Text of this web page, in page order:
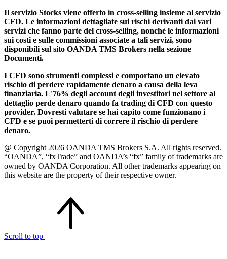
Il servizio Stocks viene offerto in cross-selling insieme al servizio
CFD. Le informazioni dettagliate sui rischi derivanti dai vari
servizi che fanno parte del cross-selling, nonché le informazioni
sui costi e sulle commissioni associate a tali servizi, sono
disponibili sul sito OANDA TMS Brokers nella sezione
Documenti.
I CFD sono strumenti complessi e comportano un elevato
rischio di perdere rapidamente denaro a causa della leva
finanziaria. L'76% degli account degli investitori nel settore al
dettaglio perde denaro quando fa trading di CFD con questo
provider. Dovresti valutare se hai capito come funzionano i
CFD e se puoi permetterti di correre il rischio di perdere
denaro.
@ Copyright 2026 OANDA TMS Brokers S.A. All rights reserved.
“OANDA”, “fxTrade” and OANDA’s “fx” family of trademarks are
owned by OANDA Corporation. All other trademarks appearing on
this website are the property of their respective owner.
Scroll to top